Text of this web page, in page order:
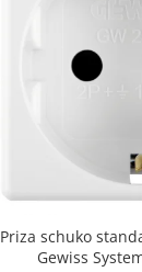
Priza schuko
Gewiss